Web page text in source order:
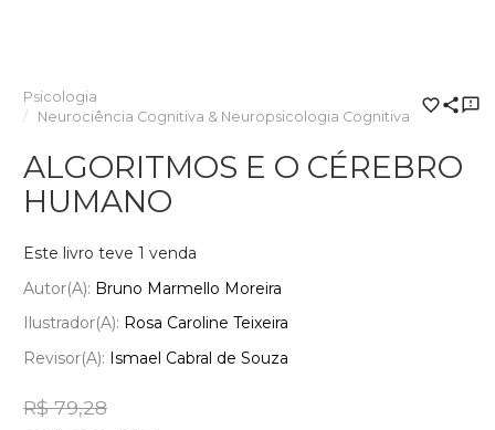
Psicologia
Neurociência Cognitiva & Neuropsicologia Cognitiva
ALGORITMOS E O CÉREBRO
HUMANO
Este livro teve 1 venda
Autor(a): Bruno Marmello Moreira
Ilustrador(a): Rosa Caroline Teixeira
Revisor(a): Ismael Cabral de Souza
R$ 79,28